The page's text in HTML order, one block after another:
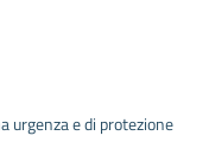
urgenza e di protezione